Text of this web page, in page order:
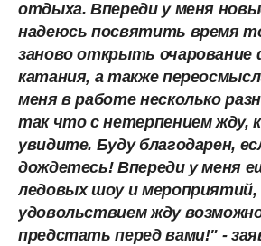
отдыха. Впереди у меня
надеюсь посвятить время
заново открыть очарование
катания, а также
меня в работе несколько
так что с нетерпением жду,
увидите. Буду благодарен,
дождетесь! Впереди у меня
ледовых шоу и
удовольствием жду
предстать перед вами!" -